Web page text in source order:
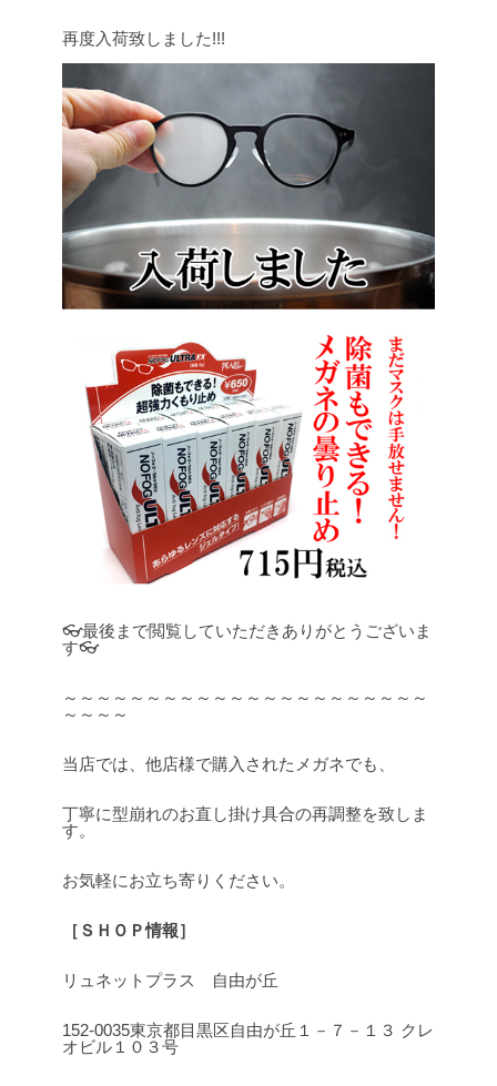
再度入荷致しました!!!
👓最後まで閲覧していただきありがとうございま
す👓
～～～～～～～～～～～～～～～～～～～～～～
～～～～
当店では、他店様で購入されたメガネでも、
丁寧に型崩れのお直し掛け具合の再調整を致しま
す。
お気軽にお立ち寄りください。
［ＳＨＯＰ情報］
リュネットプラス 自由が丘
152-0035東京都目黒区自由が丘１－７－１３ クレ
オビル１０３号